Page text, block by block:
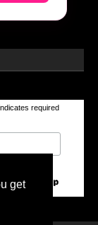
get
required